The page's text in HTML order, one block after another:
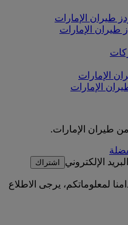
طيران الإمارات
طيران الإمارات
الإمارات
الإمارات
طيران الإمارات.
الإلكتروني
اشتراك
لمعلوماتكم، يرجى الاطلاع